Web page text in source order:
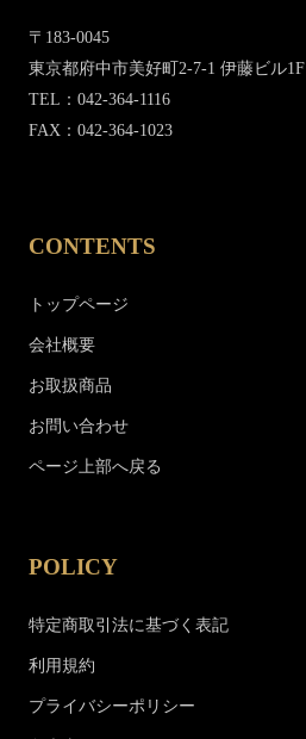
〒183-0045
東京都府中市美好町2-7-1 伊藤ビル1F
TEL：042-364-1116
FAX：042-364-1023
CONTENTS
トップページ
会社概要
お取扱商品
お問い合わせ
ページ上部へ戻る
POLICY
特定商取引法に基づく表記
利用規約
プライバシーポリシー